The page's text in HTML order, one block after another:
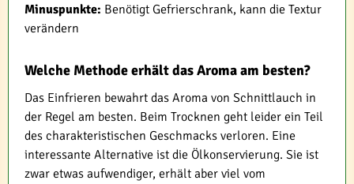
Minuspunkte: Benötigt Gefrierschrank, kann die Textur
verändern
Welche Methode erhält das Aroma am besten?
Das Einfrieren bewahrt das Aroma von Schnittlauch in
der Regel am besten. Beim Trocknen geht leider ein Teil
des charakteristischen Geschmacks verloren. Eine
interessante Alternative ist die Ölkonservierung. Sie ist
zwar etwas aufwendiger, erhält aber viel vom